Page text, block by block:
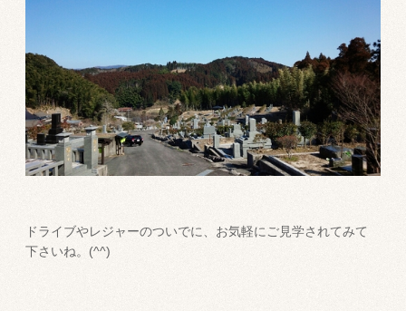
ドライブやレジャーのついでに、お気軽にご見学されてみて
下さいね。(^^)